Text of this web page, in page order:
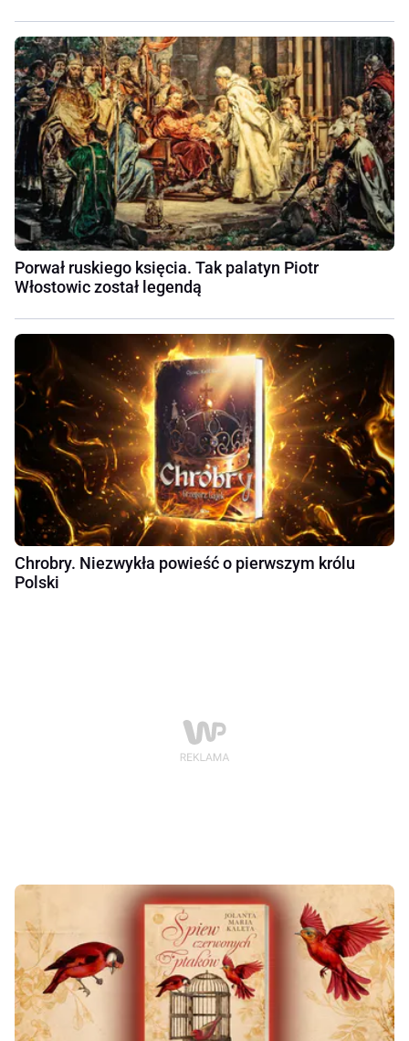
Porwał ruskiego księcia. Tak palatyn Piotr
Włostowic został legendą
Chrobry. Niezwykła powieść o pierwszym królu
Polski